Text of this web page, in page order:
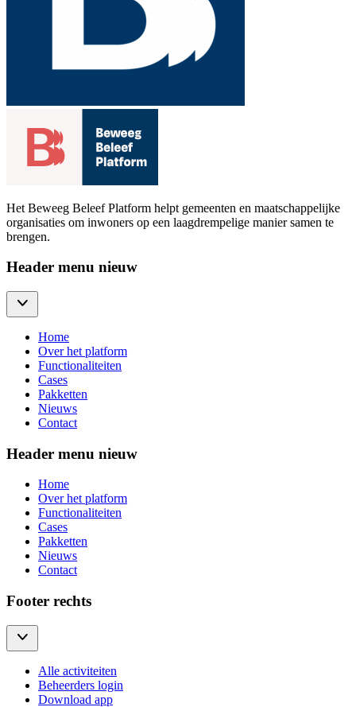
Het Beweeg Beleef Platform helpt gemeenten en maatschappelijke
organisaties om inwoners op een laagdrempelige manier samen te
brengen.
Header menu nieuw
Home
Over het platform
Functionaliteiten
Cases
Pakketten
Nieuws
Contact
Header menu nieuw
Home
Over het platform
Functionaliteiten
Cases
Pakketten
Nieuws
Contact
Footer rechts
Alle activiteiten
Beheerders login
Download app